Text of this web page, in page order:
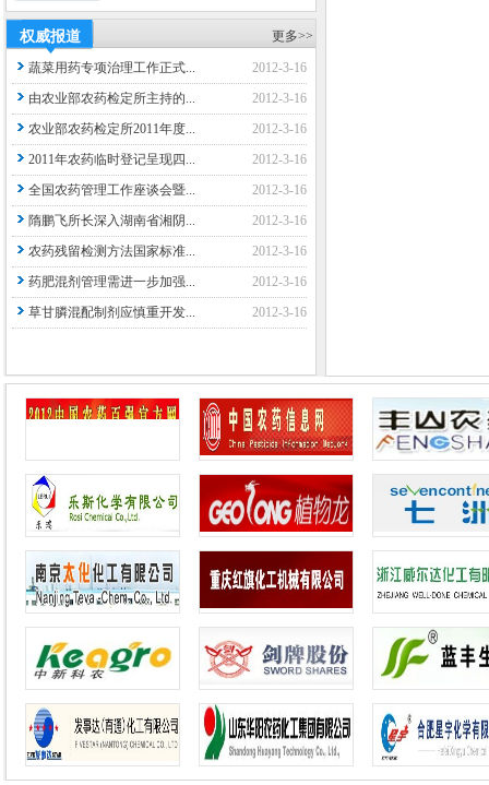
权威报道 更多>>
蔬菜用药专项治理工作正式...
2012-3-16
由农业部农药检定所主持的...
2012-3-16
农业部农药检定所2011年度...
2012-3-16
2011年农药临时登记呈现四...
2012-3-16
全国农药管理工作座谈会暨...
2012-3-16
隋鹏飞所长深入湖南省湘阴...
2012-3-16
农药残留检测方法国家标准...
2012-3-16
药肥混剂管理需进一步加强...
2012-3-16
草甘膦混配制剂应慎重开发...
2012-3-16